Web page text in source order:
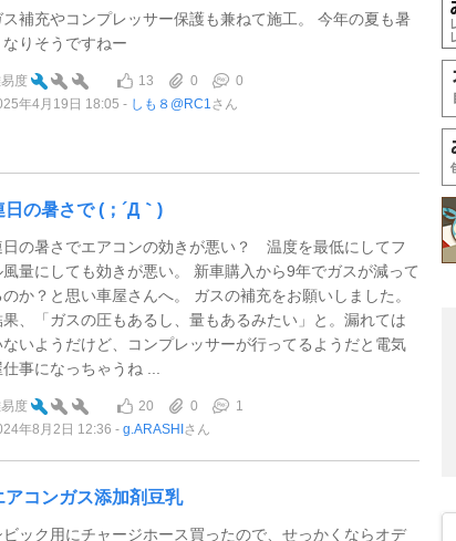
ス補充やコンプレッサー保護も兼ねて施工。 今年の夏も暑
なりそうですねー
度 13 0
0
年4月19日 18:05
しも８@RC1さん
日の暑さで (；´Д｀)
日の暑さでエアコンの効きが悪い？ 温度を最低にしてフ
風量にしても効きが悪い。 新車購入から9年でガスが減って
のか？と思い車屋さんへ。 ガスの補充をお願いしました。
果、「ガスの圧もあるし、量もあるみたい」と。漏れては
ないようだけど、コンプレッサーが行ってるようだと電気
事になっちゃうね ...
度 20 0
1
年8月2日 12:36
g.ARASHI さん
アコンガス添加剤豆乳
ビック用にチャージホース買ったので、せっかくならオデ